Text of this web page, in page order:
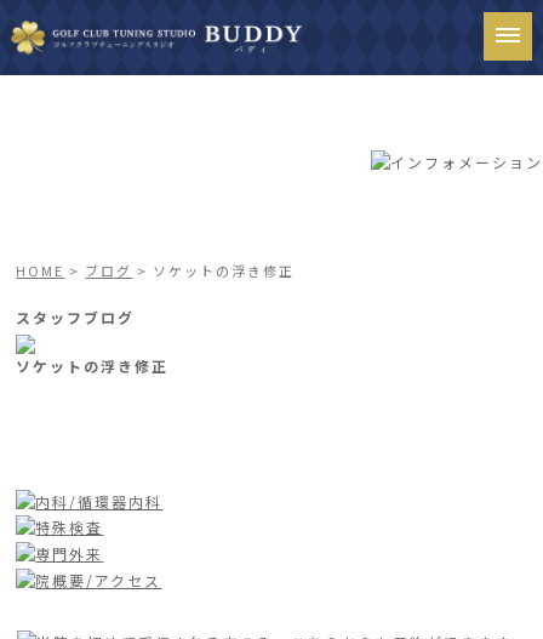
HOME > ブログ > ソケットの浮き修正
スタッフブログ
ソケットの浮き修正